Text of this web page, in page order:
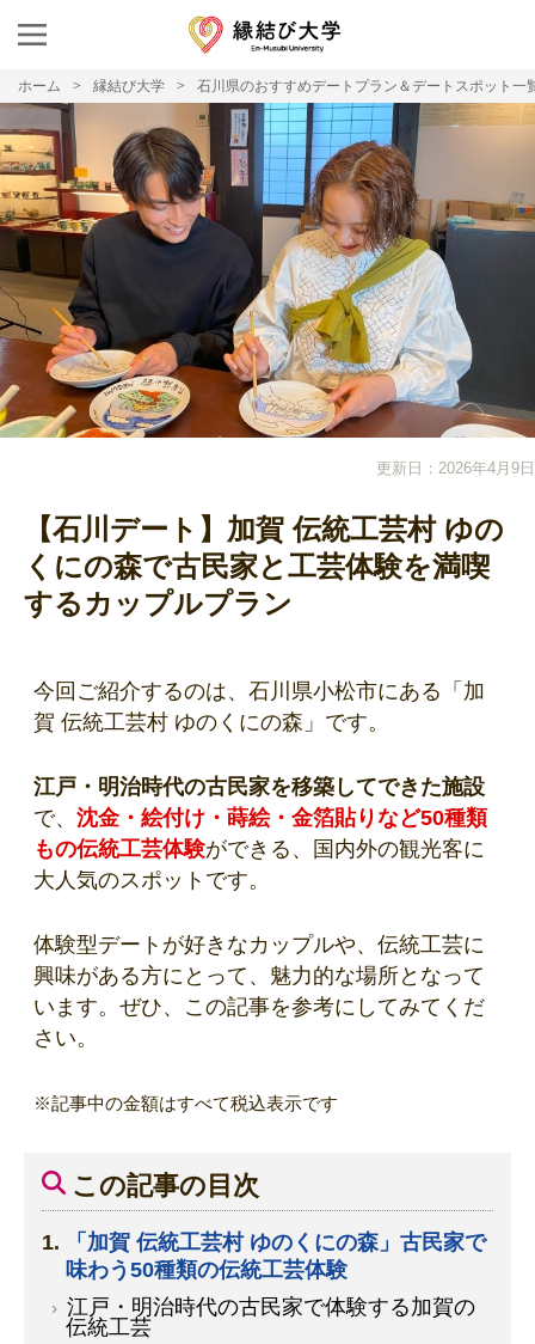
ホーム 縁結び大学 石川県のおすすめデートプラン＆デートスポット一
更新日：2026年4月9日
【石川デート】加賀 伝統工芸村 ゆの
くにの森で古民家と工芸体験を満喫
するカップルプラン
今回ご紹介するのは、石川県小松市にある「加
賀 伝統工芸村 ゆのくにの森」です。
江戸・明治時代の古民家を移築してできた施設
で、 沈金・絵付け・蒔絵・金箔貼りなど50種類
もの伝統工芸体験ができる、国内外の観光客に
大人気のスポットです。
体験型デートが好きなカップルや、伝統工芸に
興味がある方にとって、魅力的な場所となって
います。ぜひ、この記事を参考にしてみてくだ
さい。
※記事中の金額はすべて税込表示です
この記事の目次
「加賀 伝統工芸村 ゆのくにの森」古民家で
味わう50種類の伝統工芸体験
江戸・明治時代の古民家で体験する加賀の
伝統工芸